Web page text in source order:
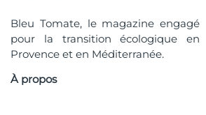
Bleu Tomate, le magazine engagé
pour la transition écologique en
Provence et en Méditerranée.
À propos